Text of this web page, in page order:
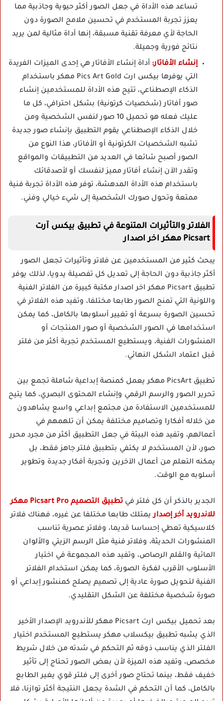
تساعد هذه الأداة في جعل الصور أكثر حيوية وجاذبية مما
يعزز تجربة المستخدم في تحسين ملامح الصورة دون
الحاجة لأي معرفة تقنية مسبقة، إنها أداة مثالية لمن يريد
نتائج فورية وجميلة.
إنشاء الأفاتار: أداة إنشاء الأفاتار هي إحدى الميزات الفريدة
التي يوفرها بيكس ارت Pics Art Gold مهكر باستخدام
الذكاء الإصطناعي، تتيح هذه الأداة للمستخدمين إنشاء
صور أفاتار (شخصيات كرتونية) بشكل احترافي، كل ما
عليك فعله هو تحميل 10 صور لنفس الشخصية ومن
خلال الذكاء الإصطناعي يقوم التطبيق بإنشاء صور جديدة
تشبه الشخصيات الكرتونية أو الأفاتار، هذا النوع من
الصور أصبح شائعا في العديد من التطبيقات والمواقع
وتقدر الآن إنشاء أفاتار مميز لنفسك أو لأصدقائك
باستخدام هذه الأداة المدهشة، توفر هذه الأداة تجربة فنية
ممتعة وتحول صورك الشخصية إلى شيء خيالي وفني.
الفلاتر والتأثيرات المتنوعة في تطبيق بيكس آرت
Picsart مهكر اخر اصدار
يبحث كثير من المستخدمين عن فلاتر وتأثيرات تجعل الصور
أكثر جاذبية دون الحاجة إلى تعديل كل تفصيلة يدويا، لذلك يوفر
تطبيق Picsart مهكر اخر اصدار مكتبة كبيرة من الفلاتر الفنية
واللونية التي تمنح الصور طابعا مختلفا، وتفيد هذه الفلاتر في
تحسين الصورة بسرعة أو تغيير أسلوبها بالكامل، كما يمكن
استخدامها في الصور الشخصية أو صور المنتجات أو
المنشورات الفنية، ويستطيع المستخدم تجربة أكثر من فلتر
قبل اعتماد الشكل النهائي.
تطبيق PicsArt مهكر يعمل كمنصة إبداعية شاملة تجمع بين
تحرير الصور والرسم الرقمي وإنشاء المحتوى البصري، كما يتيح
للمستخدمين الاستفادة من مجتمع إبداعي واسع يشاهدون
من خلاله أفكارا وتصاميم مختلفة يمكن أن تلهمهم في
أعمالهم، وتفيد هذه البيئة في جعل التطبيق أكثر من مجرد محرر
صور، لأن المستخدم لا يكتفي بتطبيق فلتر جاهز فقط، بل
يمكنه التعلم من أعمال الآخرين وتجربة أفكار جديدة وتطوير
أسلوبه مع الوقت.
الجدير بالذكر أن كل فلتر في
تطبيق التصميم Picsart Pro مهكر
للاندرويد أخر إصداريمتلك طابعا مختلفا عن غيره، فهناك فلاتر
كلاسيكية تعطي إحساسا قديما، وفلاتر عصرية تناسب
المنشورات الحديثة، وفلاتر فنية مثل الرسم الزيتي والألوان
المائية والقلم الرصاص، وتفيد هذه المجموعة في اختيار
الأسلوب الأقرب لفكرة الصورة، كما يمكن استخدام الفلاتر
الفنية لتحويل صورة عادية إلى تصميم يصلح كمنشور إبداعي أو
صورة شخصية مختلفة عن الشكل التقليدي.
بعد تحميل بيكس ارت Picsart مهكر للأندرويد الإصدار الأخير
الذي يشبه تطبيق بيكسلاب مهكر يستطيع المستخدم اختيار
الفلتر الذي يناسب ذوقه ثم التحكم في شدته من خلال شريط
مخصص، وتفيد هذه الميزة لأن بعض الصور تحتاج إلى تأثير
خفيف فقط، بينما تحتاج صور أخرى إلى فلتر قوي يغير الطابع
بالكامل، كما أن التحكم في الشدة يجعل النتيجة أكثر توازنا، فلا